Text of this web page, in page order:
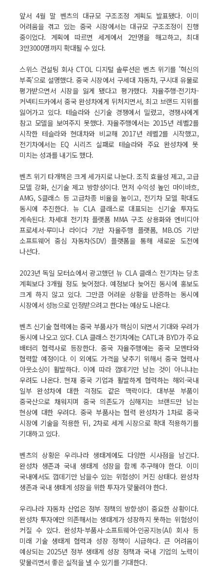
앞서 4월 말 벤츠의 대규모 구조조정 계획도 발표됐다. 이미
어려움을 겪고 있는 중국 시장에서는 대규모 구조조정이 진행
중이었다. 계획에 따르면 세계에서 2만명을 해고하고, 최대
3만3000명까지 확대될 수 있다.
스위스 컨설팅 회사 CTOL 디지털 솔루션은 벤츠 위기를 '혁신의
부족'으로 설명했다. 중국 시장에서 구세대 자동차, 구시대 유물로
평가받으면서 시장을 잃게 됐다고 평가했다. 자율주행-전기차-
커넥티드카에서 중국 완성차에게 뒤처지면서, 최고 브랜드 지위를
잃어가고 있다. 테슬라와 신기술 경쟁에서 밀렸고, 경쟁사에게
참고 모델을 보여주지 못했다. 자율주행에서는 2015년 레벨2를
시작한 테슬라와 현대차와 비교해 2017년 레벨2를 시작했고,
전기차에서는 EQ 시리즈 실패로 테슬라와 주요 완성차에 못
미치는 성과를 내기도 했다.
벤츠 위기 타개책은 크게 세가지로 나눈다. 조직 효율성 제고, 고급
모델 강화, 신기술 제고 방향성이다. 먼저 수익성 높인 마이바흐,
AMG, S클래스 등 고급차종 비율을 높이고, 전기차 모델 확대도
동시에 추진한다. 뉴 CLA 클래스로 대표되는 신기술 투자도
계속된다. 차세대 전기차 플랫폼 MMA 구조 상용화와 엔비디아
프로세서-루미나 라이다 기반 자율주행 플랫폼, MB.OS 기반
소프트웨어 중심 자동차(SDV) 플랫폼을 통해 새로운 도전에
나선다.
2023년 독일 모터쇼에서 광고했던 뉴 CLA 클래스 전기차는 당초
계획보다 3개월 정도 늦어졌다. 예정보다 늦어진 동시에 홍보도
크게 하지 않고 있다. 그만큼 어려운 상황을 반증하는 동시에
시장에서 성능으로 인정받으려고 한다는 예상도 나온다.
벤츠 신기술 협력에는 중국 부품사가 핵심이 되면서 기대와 우려가
동시에 나오고 있다. CLA 클래스 전기차에는 CATL과 BYD가 주요
배터리 협력사로 등장한다. 중국 자율주행에는 중국 모멘타와
협력할 예정이다. 이 외에도 가격을 낮추기 위해서 중국 협력사
아웃소싱이 활발하다. 이에 따라 껍데기만 남는 것이 아니냐는
우려도 나온다. 현재 중국 기업과 활발하게 협력하는 해외·국내
일부 완성차에 대한 걱정도 같은 맥락이다. 대부분 부품이
중국산으로 채워지며 중국 의존도가 심해지는 브랜드만 남는
현상에 대한 우려다. 중국 부품사는 협력 완성차가 1차로 중국
시장에 기술을 적용한 뒤, 2차로 세계 시장으로 확대 적용하기를
기대하고 있다.
벤츠의 상황은 우리나라 생태계에도 다양한 시사점을 남긴다.
완성차 생존과 국내 생태계 성장을 함께 추구해야 한다. 이미
국내에서도 껍데기만 남을수 있는 위험성이 커진 상태다. 완성차
생존과 국내 생태계 성장을 위한 투자가 맞물려야 한다.
우리나라 자동차 산업은 정부 정책의 방향성이 중요한 상황이다.
완성차 투자에만 의존해서는 생태계가 성장하지 못하는 위험성이
커질 수 있다. 완성차-부품사-소프트웨어-인공지능(AI) 회사 등
미래 기술 생태계 협력과 성장 정책이 시급하다. 큰 어려움이
예상되는 2025년 정부 생태계 성장 정책과 국내 기업의 노력이
맞물리면서 좋은 실적을 낼 수 있기를 기대한다.